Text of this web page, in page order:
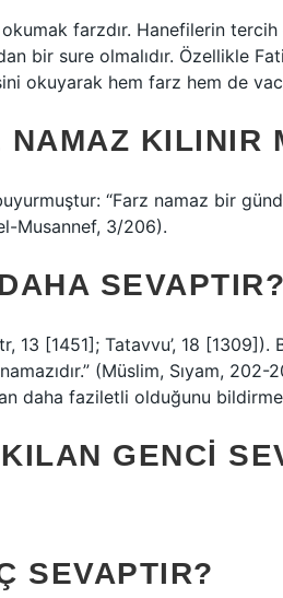
okumak farzdır. Hanefilerin
bir sure olmalıdır. Özellikle
okuyarak hem farz hem de
NAMAZ KILINIR
“Farz namaz bir
Musannef, 3/206).
SEVAPTIR?
13 [1451]; Tatavvu’, 18
(Müslim, Sıyam, 202-
daha faziletli olduğunu
GENCI
SEVAPTIR?